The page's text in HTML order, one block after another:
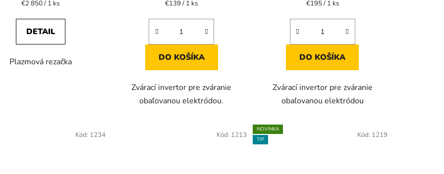
Jednotková
€2 850 / 1 ks
DETAIL
Plazmová rezačka
z
hviezdičiek.
Jednotková
€139 / 1 ks
DO KOŠÍKA
Zvárací invertor pre zváranie
obaľovanou elektródou.
z
hviezdičiek.
Jednotková
€195 / 1 ks
DO KOŠÍKA
Zvárací invertor pre zváranie
obaľovanou elektródou
Kód: 1234 Kód: 1213
NOVINKA
TIP
Kód: 1219